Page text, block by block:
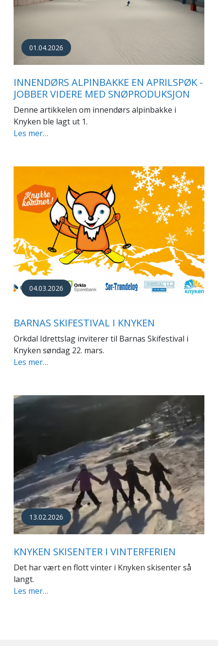
01.04.2026
INNENDØRS ALPINBAKKE EN APRILSPØK -
JOBBER VIDERE MED SNØPRODUKSJON
Denne artikkelen om innendørs alpinbakke i
Knyken ble lagt ut 1.
Les mer…
04.03.2026
BARNAS SKIFESTIVAL I KNYKEN
Orkdal Idrettslag inviterer til Barnas Skifestival i
Knyken søndag 22. mars.
Les mer…
13.02.2026
KNYKEN SKISENTER I VINTERFERIEN
Det har vært en flott vinter i Knyken skisenter så
langt.
Les mer…